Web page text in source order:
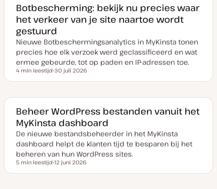
v
a
n
u
p
d
a
e
Botbescherming: bekijk nu precies waar
het verkeer van je site naartoe wordt
gestuurd
Nieuwe Botbeschermingsanalytics in MyKinsta tonen
precies hoe elk verzoek werd geclassificeerd en wat
ermee gebeurde, tot op paden en IP-adressen toe.
Leestijd
4 min leestijd
a
v
a
n
u
p
a
t
e
30 juli 2026
Beheer WordPress bestanden vanuit het
MyKinsta dashboard
De nieuwe bestandsbeheerder in het MyKinsta
dashboard helpt de klanten tijd te besparen bij het
beheren van hun WordPress sites.
Leestijd
5 min leestijd
a
12 juni 2026